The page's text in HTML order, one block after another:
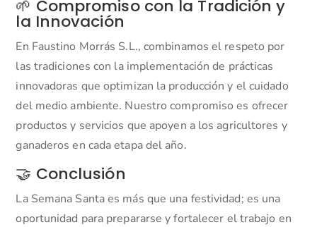
🌱 Compromiso con la Tradición y
la Innovación
En Faustino Morrás S.L., combinamos el respeto por
las tradiciones con la implementación de prácticas
innovadoras que optimizan la producción y el cuidado
del medio ambiente. Nuestro compromiso es ofrecer
productos y servicios que apoyen a los agricultores y
ganaderos en cada etapa del año.
🤝 Conclusión
La Semana Santa es más que una festividad; es una
oportunidad para prepararse y fortalecer el trabajo en